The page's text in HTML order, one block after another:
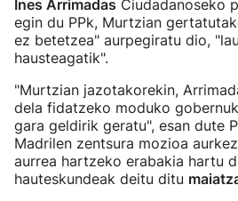
Ines Arrimadas Ciudadanoseko
egin du PPk, Murtzian
ez betetzea" aurpegiratu dio,
hausteagatik".
"Murtzian jazotakorekin,
dela fidatzeko moduko
gara geldirik geratu", esan dute
Madrilen zentsura mozioa
aurrea hartzeko erabakia hartu
hauteskundeak deitu ditu